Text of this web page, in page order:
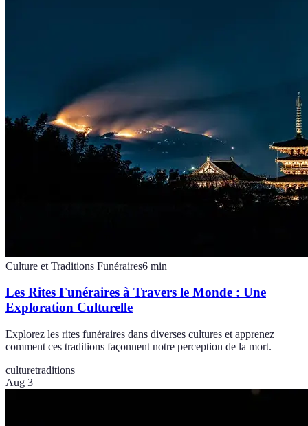
Culture et Traditions Funéraires6 min
Les Rites Funéraires à Travers le Monde : Une
Exploration Culturelle
Explorez les rites funéraires dans diverses cultures et apprenez
comment ces traditions façonnent notre perception de la mort.
culturetraditions
Aug 3